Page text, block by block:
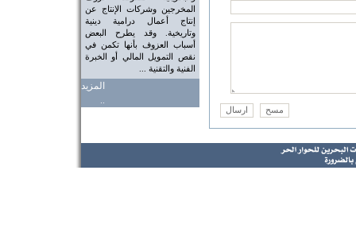
المخرجين وشركات الإنتاج عن
إنتاج أعمال درامية دينية
وتاريخية. وقد يطرح البعض
أسباب العزوف بأنها تكمن في
نقص التمويل المالي أو الخبرة
الفنية والتقنية ...
المزيد
..